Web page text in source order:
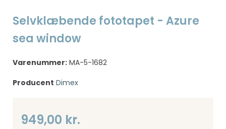
Selvklæbende fototapet - Azure
sea window
Varenummer: MA-5-1682
Producent Dimex
949,00 kr.